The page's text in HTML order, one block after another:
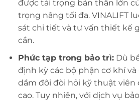
được tải trọng bản thân lớn
trọng nâng tối đa. VINALIFT
sát chi tiết và tư vấn thiết kế
cần.
Phức tạp trong bảo trì:Dù
định kỳ các bộ phận cơ khí
dầm đôi đòi hỏi kỹ thuật viên
cao. Tuy nhiên, với dịch vụ